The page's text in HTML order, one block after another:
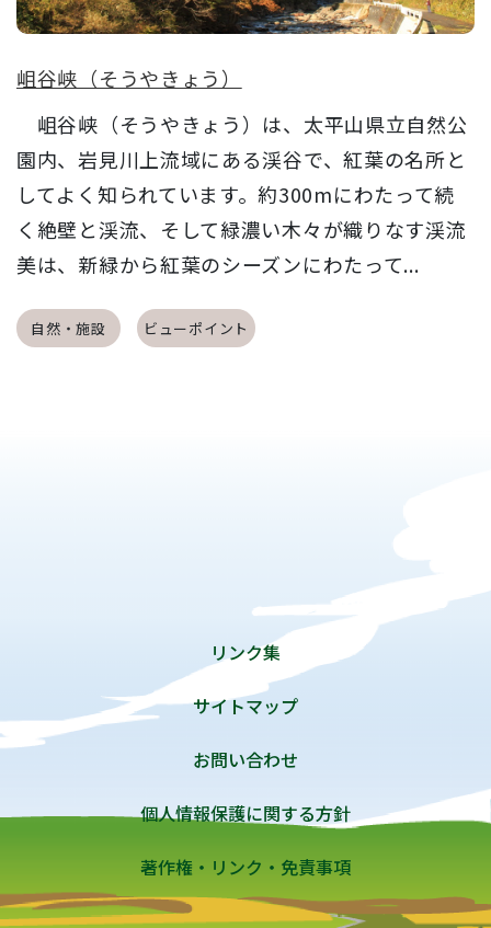
岨谷峡（そうやきょう）
岨谷峡（そうやきょう）は、太平山県立自然公
園内、岩見川上流域にある渓谷で、紅葉の名所と
してよく知られています。約300mにわたって続
く絶壁と渓流、そして緑濃い木々が織りなす渓流
美は、新緑から紅葉のシーズンにわたって...
自然・施設 ビューポイント
リンク集
サイトマップ
お問い合わせ
個人情報保護に関する方針
著作権・リンク・免責事項